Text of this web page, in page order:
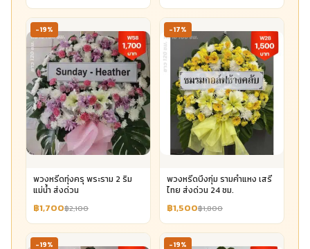
-19%
พวงหรีดทุ่งครุ พระราม 2 ริม
แม่น้ำ ส่งด่วน
฿1,700฿2,100
-17%
พวงหรีดบึงกุ่ม รามคำแหง เสรี
ไทย ส่งด่วน 24 ชม.
฿1,500฿1,800
-19% -19%